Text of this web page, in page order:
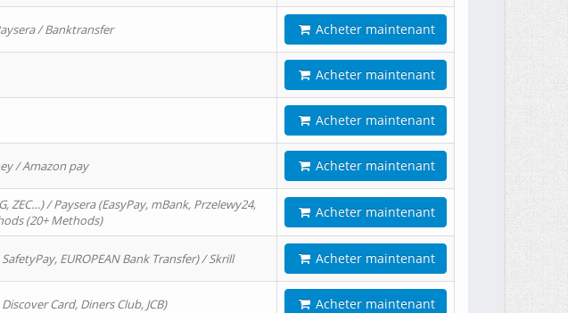
/ Banktransfer Acheter maintenant
Acheter maintenant
Acheter maintenant
/ Amazon pay Acheter maintenant
ZEC…) / Paysera (EasyPay, mBank, Przelewy24,
(20+ Methods)
Acheter maintenant
EUROPEAN Bank Transfer) / Skrill Acheter maintenant
Card, Diners Club, JCB) Acheter maintenant